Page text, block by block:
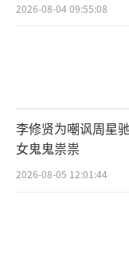
2026-08-04 09:55:08
李修贤为嘲讽周星
女鬼鬼祟祟
2026-08-05 12:01:44